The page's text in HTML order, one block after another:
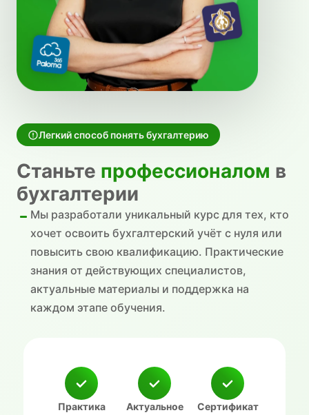
Легкий способ понять бухгалтерию
Станьте профессионалом в
бухгалтерии
Мы разработали уникальный курс для тех, кто
хочет освоить бухгалтерский учёт с нуля или
повысить свою квалификацию. Практические
знания от действующих специалистов,
актуальные материалы и поддержка на
каждом этапе обучения.
Практика
Актуальное
Сертификат